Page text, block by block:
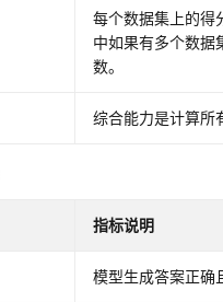
每个数据集上的得
中如果有多个数据
数。
综合能力是计算所
指标说明
模型生成答案正确